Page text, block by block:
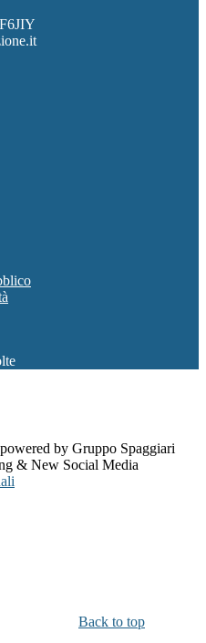
by Gruppo Spaggiari
& New Social Media
Back to top